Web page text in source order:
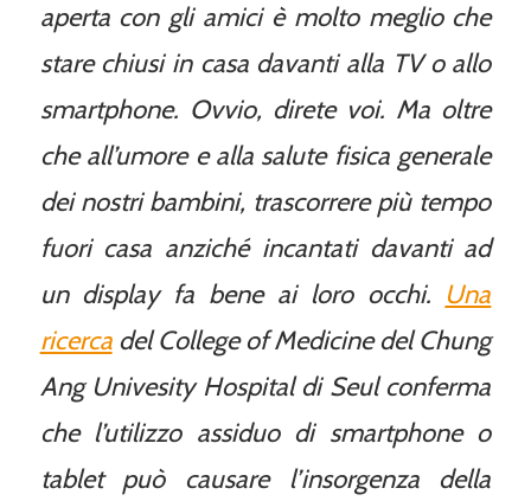
aperta con gli amici è molto meglio che
stare chiusi in casa davanti alla TV o allo
smartphone. Ovvio, direte voi. Ma oltre
che all’umore e alla salute fisica generale
dei nostri bambini, trascorrere più tempo
fuori casa anziché incantati davanti ad
un display fa bene ai loro occhi. Una
ricercadel College of Medicine del Chung
Ang Univesity Hospital di Seul conferma
che l’utilizzo assiduo di smartphone o
tablet può causare l’insorgenza della